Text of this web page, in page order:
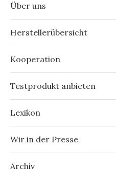
Über uns
Herstellerübersicht
Kooperation
Testprodukt anbieten
Lexikon
Wir in der Presse
Archiv